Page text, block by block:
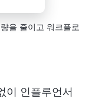
을 줄이고 워크플로
이 인플루언서